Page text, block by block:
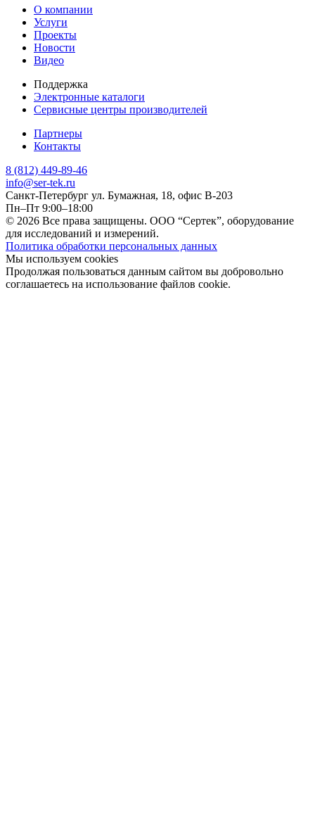
О компании
Услуги
Проекты
Новости
Видео
Поддержка
Электронные каталоги
Сервисные центры производителей
Партнеры
Контакты
8 (812) 449-89-46
info@ser-tek.ru
Санкт-Петербург ул. Бумажная, 18, офис B-203
Пн–Пт 9:00–18:00
© 2026 Все права защищены. ООО “Сертек”, оборудование
для исследований и измерений.
Политика обработки персональных данных
Мы используем cookies
Продолжая пользоваться данным сайтом вы добровольно
соглашаетесь на использование файлов cookie.